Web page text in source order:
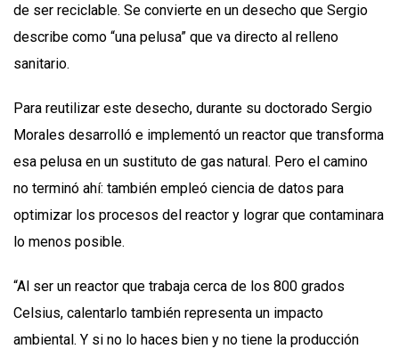
de ser reciclable. Se convierte en un desecho que Sergio
describe como “una pelusa” que va directo al relleno
sanitario.
Para reutilizar este desecho, durante su doctorado Sergio
Morales desarrolló e implementó un reactor que transforma
esa pelusa en un sustituto de gas natural. Pero el camino
no terminó ahí: también empleó ciencia de datos para
optimizar los procesos del reactor y lograr que contaminara
lo menos posible.
“Al ser un reactor que trabaja cerca de los 800 grados
Celsius, calentarlo también representa un impacto
ambiental. Y si no lo haces bien y no tiene la producción